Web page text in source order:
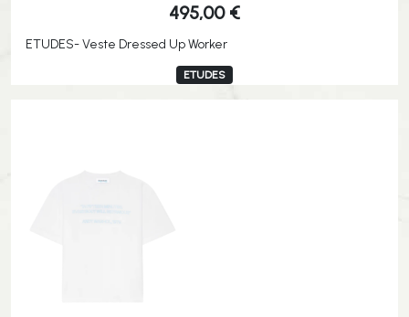
495,00 €
ETUDES- Veste Dressed Up Worker
ETUDES